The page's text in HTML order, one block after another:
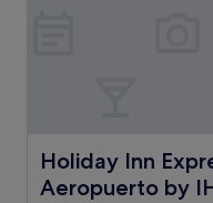
Holiday Inn
Aeropuerto by
Holiday Inn Express